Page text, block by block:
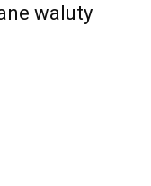
waluty